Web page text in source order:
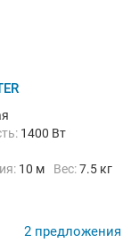
1400 Вт
10 м Вес:7.5 кг
2 предложения